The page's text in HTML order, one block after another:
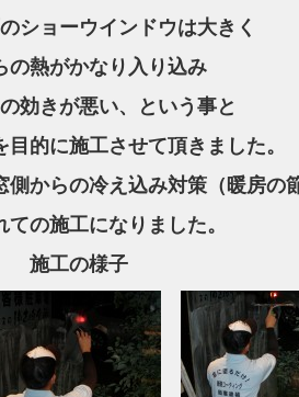
ショーウインドウは大きく
の熱がかなり入り込み
効きが悪い、という事と
目的に施工させて頂きました。
側からの冷え込み対策（暖房の
ての施工になりました。
施工の様子